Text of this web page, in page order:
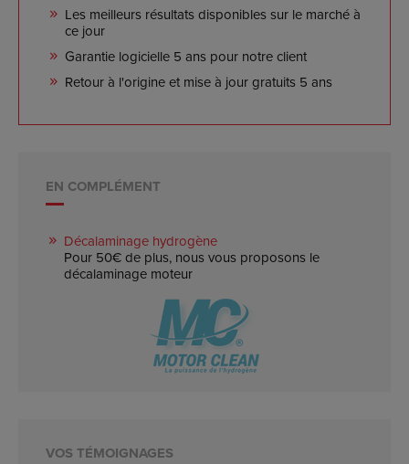
Les meilleurs résultats disponibles sur le marché à
ce jour
Garantie logicielle 5 ans pour notre client
Retour à l'origine et mise à jour gratuits 5 ans
EN COMPLÉMENT
Décalaminage hydrogène
Pour 50€ de plus, nous vous proposons le
décalaminage moteur
VOS TÉMOIGNAGES